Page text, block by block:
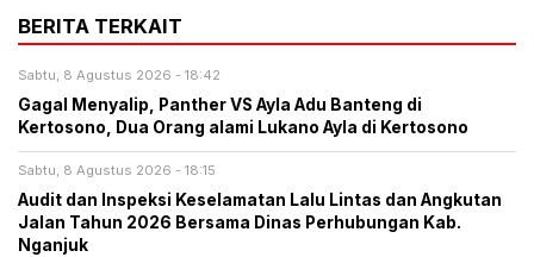
BERITA TERKAIT
Sabtu, 8 Agustus 2026 - 18:42
Gagal Menyalip, Panther VS Ayla Adu Banteng di
Kertosono, Dua Orang alami Lukano Ayla di Kertosono
Sabtu, 8 Agustus 2026 - 18:15
Audit dan Inspeksi Keselamatan Lalu Lintas dan Angkutan
Jalan Tahun 2026 Bersama Dinas Perhubungan Kab.
Nganjuk